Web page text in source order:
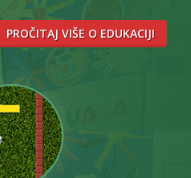
PROČITAJ VIŠE O EDUKACIJI